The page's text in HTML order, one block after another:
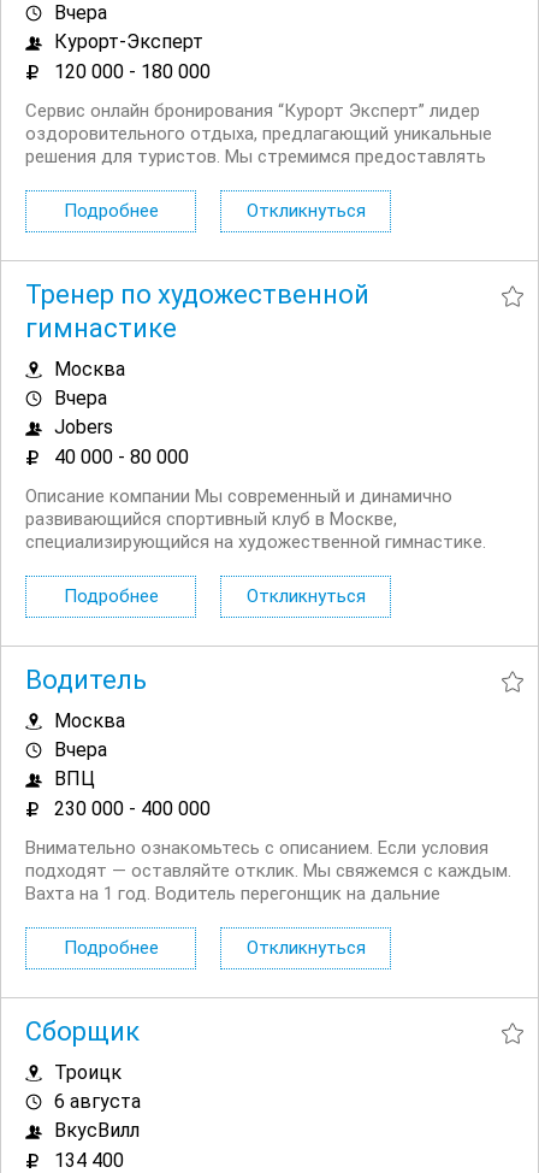
Вчера
Курорт-Эксперт
120 000 - 180 000
Сервис онлайн бронирования “Курорт Эксперт” лидер
оздоровительного отдыха, предлагающий уникальные
решения для туристов. Мы стремимся предоставлять
незабываемые впечатления. Наша команда состоит из
настоящих профессионалов с...
Подробнее Откликнуться
Тренер по художественной
гимнастике
Москва
Вчера
Jobers
40 000 - 80 000
Описание компании Мы современный и динамично
развивающийся спортивный клуб в Москве,
специализирующийся на художественной гимнастике.
воспитания спортивных талантов. Условия Гибкий
график работы, включая вечерние и выходные часы
Подробнее Откликнуться
Водитель
Москва
Вчера
ВПЦ
230 000 - 400 000
Внимательно ознакомьтесь с описанием. Если условия
подходят — оставляйте отклик. Мы свяжемся с каждым.
Вахта на 1 год. Водитель перегонщик на дальние
и всему научим. Высокое материальное вознаграждение
после оформления. Дополнительные льготы и...
Подробнее Откликнуться
Сборщик
Троицк
6 августа
ВкусВилл
134 400